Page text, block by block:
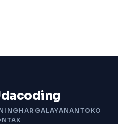
HARGALAYANAN TOKO